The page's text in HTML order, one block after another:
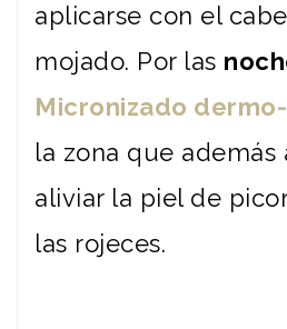
aplicarse con el
mojado. Por las
Micronizado
la zona que además
aliviar la piel de
las rojeces.